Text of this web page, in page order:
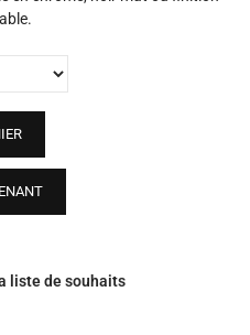
liste de souhaits